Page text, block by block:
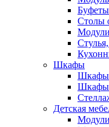
Буфеты
Столы
Шкафы
Шкафы
Детская